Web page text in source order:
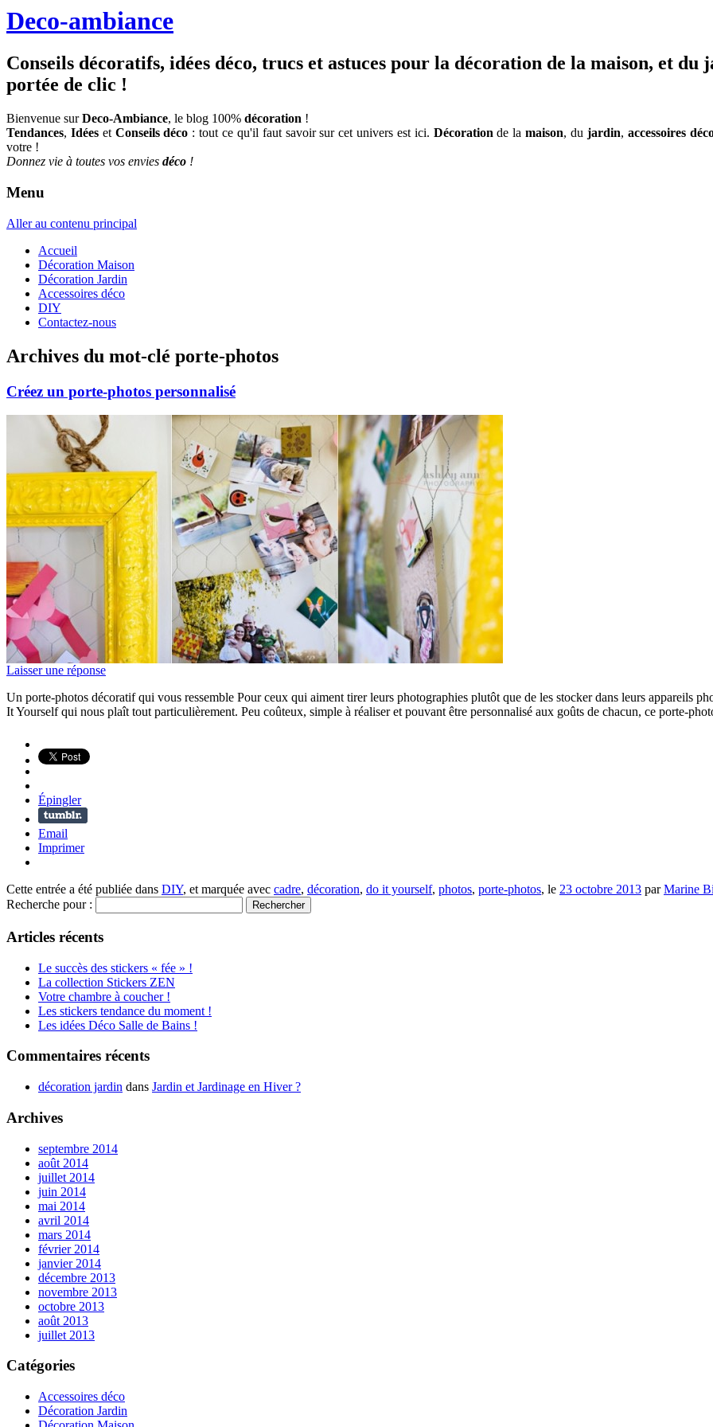
Deco-ambiance
Conseils décoratifs, idées déco, trucs et astuces pour la décoration de la maison, et du
portée de clic !
Bienvenue surDeco-Ambiance, le blog 100% décoration !
Tendances, Idéeset Conseils déco : tout ce qu'il faut savoir sur cet univers est ici. Décoration de lamaison, du jardin, accessoires
votre !
Donnez vie à toutes vos envies déco !
Menu
Aller au contenu principal
Accueil
Décoration Maison
Décoration Jardin
Accessoires déco
DIY
Contactez-nous
Archives du mot-clé porte-photos
Créez un porte-photos personnalisé
Laisser une réponse
Un porte-photos décoratif qui vous ressemble Pour ceux qui aiment tirer leurs photographies plutôt que de les stocker dans leurs appareils
It Yourself qui nous plaît tout particulièrement. Peu coûteux, simple à réaliser et pouvant être personnalisé aux goûts de chacun, ce porte-
Épingler
Email
Imprimer
Cette entrée a été publiée dans DIY, et marquée avec cadre, décoration, do it yourself, photos, porte-photos, le 23 octobre 2013 parMarine
Recherche pour :
Articles récents
Le succès des stickers « fée » !
La collection Stickers ZEN
Votre chambre à coucher !
Les stickers tendance du moment !
Les idées Déco Salle de Bains !
Commentaires récents
décoration jardin dans Jardin et Jardinage en Hiver ?
Archives
septembre 2014
août 2014
juillet 2014
juin 2014
mai 2014
avril 2014
mars 2014
février 2014
janvier 2014
décembre 2013
novembre 2013
octobre 2013
août 2013
juillet 2013
Catégories
Accessoires déco
Décoration Jardin